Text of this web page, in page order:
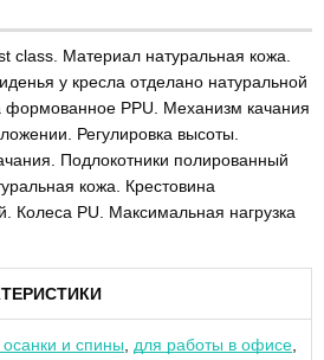
class. Материал натуральная кожа.
у кресла отделано натуральной
формованное PPU. Механизм качания
Регулировка высоты.
Подлокотники полированный
кожа. Крестовина
Колеса PU. Максимальная нагрузка
осанки и спины для работы в офисе